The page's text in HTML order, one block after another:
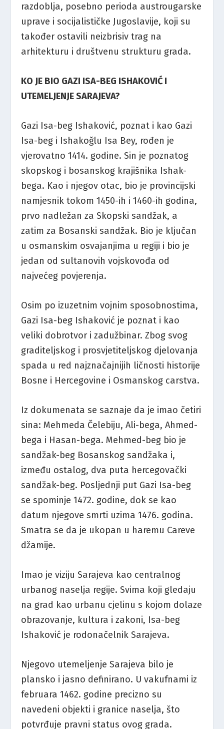
razdoblja, posebno perioda austrougarske
uprave i socijalističke Jugoslavije, koji su
također ostavili neizbrisiv trag na
arhitekturu i društvenu strukturu grada.
KO JE BIO GAZI ISA-BEG ISHAKOVIĆ I
UTEMELJENJE SARAJEVA?
Gazi Isa-beg Ishaković, poznat i kao Gazi
Isa-beg i Ishakoğlu Isa Bey, rođen je
vjerovatno 1414. godine. Sin je poznatog
skopskog i bosanskog krajišnika Ishak-
bega. Kao i njegov otac, bio je provincijski
namjesnik tokom 1450-ih i 1460-ih godina,
prvo nadležan za Skopski sandžak, a
zatim za Bosanski sandžak. Bio je ključan
u osmanskim osvajanjima u regiji i bio je
jedan od sultanovih vojskovođa od
najvećeg povjerenja.
Osim po izuzetnim vojnim sposobnostima,
Gazi Isa-beg Ishaković je poznat i kao
veliki dobrotvor i zadužbinar. Zbog svog
graditeljskog i prosvjetiteljskog djelovanja
spada u red najznačajnijih ličnosti historije
Bosne i Hercegovine i Osmanskog carstva.
Iz dokumenata se saznaje da je imao četiri
sina: Mehmeda Čelebiju, Ali-bega, Ahmed-
bega i Hasan-bega. Mehmed-beg bio je
sandžak-beg Bosanskog sandžaka i,
između ostalog, dva puta hercegovački
sandžak-beg. Posljednji put Gazi Isa-beg
se spominje 1472. godine, dok se kao
datum njegove smrti uzima 1476. godina.
Smatra se da je ukopan u haremu Careve
džamije.
Imao je viziju Sarajeva kao centralnog
urbanog naselja regije. Svima koji gledaju
na grad kao urbanu cjelinu s kojom dolaze
obrazovanje, kultura i zakoni, Isa-beg
Ishaković je rodonačelnik Sarajeva.
Njegovo utemeljenje Sarajeva bilo je
plansko i jasno definirano. U vakufnami iz
februara 1462. godine precizno su
navedeni objekti i granice naselja, što
potvrđuje pravni status ovog grada.